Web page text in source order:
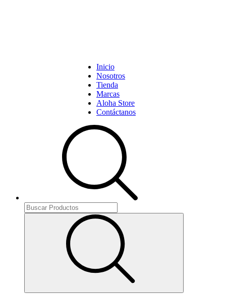
Inicio
Nosotros
Tienda
Marcas
Aloha Store
Contáctanos